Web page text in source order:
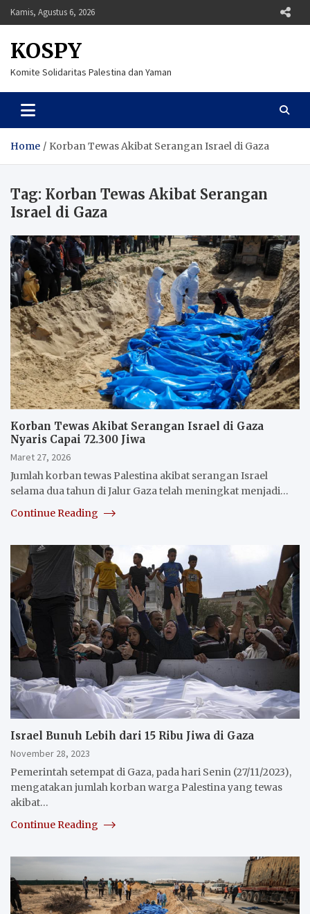
Skip
to
Kamis, Agustus 6, 2026
KOSPY
Komite Solidaritas Palestina dan Yaman
Home Korban Tewas Akibat Serangan Israel di Gaza
Tag: Korban Tewas Akibat Serangan
Israel di Gaza
Korban Tewas Akibat Serangan Israel di Gaza
Nyaris Capai 72.300 Jiwa
Maret 27, 2026
Jumlah korban tewas Palestina akibat serangan Israel
selama dua tahun di Jalur Gaza telah meningkat menjadi…
Continue Reading
Israel Bunuh Lebih dari 15 Ribu Jiwa di Gaza
November 28, 2023
Pemerintah setempat di Gaza, pada hari Senin (27/11/2023),
mengatakan jumlah korban warga Palestina yang tewas
akibat…
Continue Reading